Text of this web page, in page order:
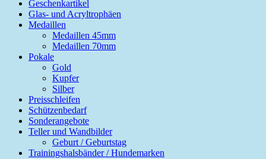
Geschenkartikel
Glas- und Acryltrophäen
Medaillen
Medaillen 45mm
Medaillen 70mm
Pokale
Gold
Kupfer
Silber
Preisschleifen
Schützenbedarf
Sonderangebote
Teller und Wandbilder
Geburt / Geburtstag
Trainingshalsbänder / Hundemarken